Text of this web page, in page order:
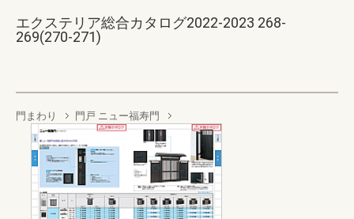
エクステリア総合カタログ2022-2023 268-
269(270-271)
門まわり 門戸 ニュー福寿門